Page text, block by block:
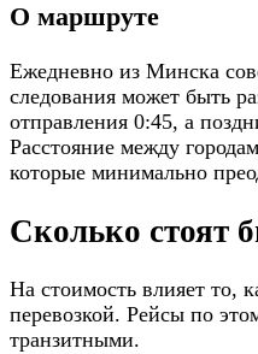
О маршруте
Ежедневно из Минска
следования может быть
отправления 0:45, а
Расстояние между
которые минимально
Сколько стоят
На стоимость влияет то,
перевозкой. Рейсы по
транзитными.